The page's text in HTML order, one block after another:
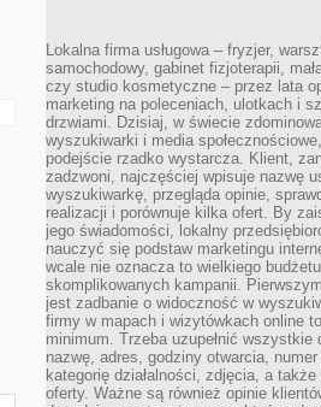
Lokalna firma usługowa – fryzjer,
samochodowy, gabinet fizjoterapii,
czy studio kosmetyczne – przez lata
marketing na poleceniach, ulotkach i
drzwiami. Dzisiaj, w świecie
wyszukiwarki i media
podejście rzadko wystarcza. Klient,
zadzwoni, najczęściej wpisuje nazwę
wyszukiwarkę, przegląda opinie,
realizacji i porównuje kilka ofert. By
jego świadomości, lokalny
nauczyć się podstaw marketingu
wcale nie oznacza to wielkiego
skomplikowanych kampanii.
jest zadbanie o widoczność w
firmy w mapach i wizytówkach online
minimum. Trzeba uzupełnić wszystkie
nazwę, adres, godziny otwarcia,
kategorię działalności, zdjęcia, a
oferty. Ważne są również opinie